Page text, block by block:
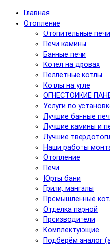
Главная
Отопление
Отопительные печи
Печи камины
Банные печи
Котел на дровах
Пеллетные котлы
Котлы на угле
ОГНЕСТОЙКИЕ
Услуги по
Лучшие банные
Лучшие камины и
Лучшие
Наши работы
Отопление
Печи
Юрты бани
Грили, мангалы
Промышленные
Отделка парной
Производители
Комплектующие
Подберём аналог